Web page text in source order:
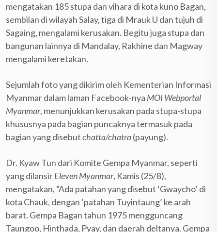
mengatakan 185 stupa dan vihara di kota kuno Bagan,
sembilan di wilayah Salay, tiga di Mrauk U dan tujuh di
Sagaing, mengalami kerusakan. Begitu juga stupa dan
bangunan lainnya di Mandalay, Rakhine dan Magway
mengalami keretakan.
Sejumlah foto yang dikirim oleh Kementerian Informasi
Myanmar dalam laman Facebook-nya MOI Webportal
Myanmar, menunjukkan kerusakan pada stupa-stupa
khususnya pada bagian puncaknya termasuk pada
bagian yang disebutchatta/chatra(payung).
Dr. Kyaw Tun dari Komite Gempa Myanmar, seperti
yang dilansirEleven Myanmar, Kamis (25/8),
mengatakan, “Ada patahan yang disebut ‘Gwaycho’ di
kota Chauk, dengan ‘patahan Tuyintaung’ ke arah
barat. Gempa Bagan tahun 1975 mengguncang
Taungoo, Hinthada, Pyay, dan daerah deltanya. Gempa